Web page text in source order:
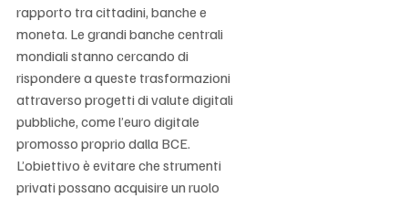
rapporto tra cittadini, banche e
moneta. Le grandi banche centrali
mondiali stanno cercando di
rispondere a queste trasformazioni
attraverso progetti di valute digitali
pubbliche, come l’euro digitale
promosso proprio dalla BCE.
L’obiettivo è evitare che strumenti
privati possano acquisire un ruolo